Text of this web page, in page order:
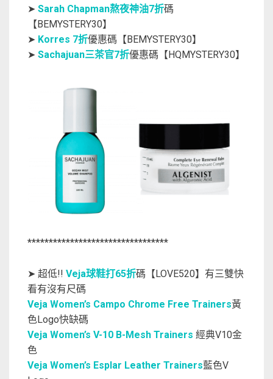
➤ Sarah Chapman熬夜神油7折碼
【BEMYSTERY30】
➤ Korres 7折優惠碼【BEMYSTERY30】
➤ Sachajuan三茶官7折優惠碼【HQMYSTERY30】
*********************************
➤ 超低!! Veja球鞋打65折碼【LOVE520】有三雙快
看有沒有尺碼
Veja Women’s Campo Chrome Free Trainers黃
色Logo快缺碼
Veja Women’s V-10 B-Mesh Trainers 經典V10金
色
Veja Women’s Esplar Leather Trainers藍色V